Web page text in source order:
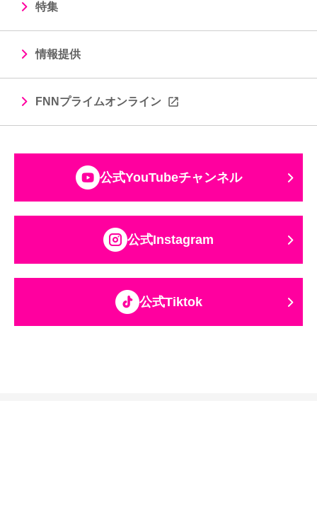
特集
情報提供
FNNプライムオンライン
公式YouTubeチャンネル
公式Instagram
公式Tiktok